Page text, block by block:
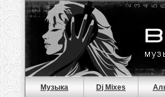
Музыка Dj Mixes